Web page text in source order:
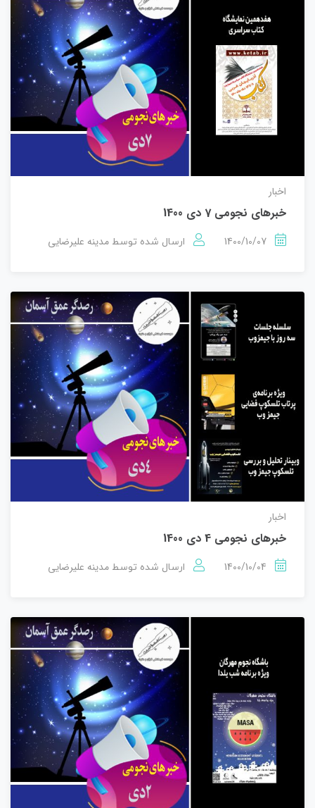
اخبار
خبرهای نجومی 7 دی 1400
1400/10/07 ارسال شده توسط مدینه علیرضایی
اخبار
خبرهای نجومی 4 دی 1400
1400/10/04 ارسال شده توسط مدینه علیرضایی